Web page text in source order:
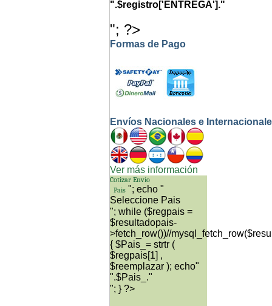
".$registro['ENTREGA']."
"; ?>
Formas de Pago
Envíos Nacionales e
Ver más información
Cotizar Envío
Pais "; echo "
"; while ($regpais =
$resultadopais-
>fetch_row())//
{ $Pais_= strtr (
$regpais[1] ,
$reemplazar ); echo"
"; } ?>